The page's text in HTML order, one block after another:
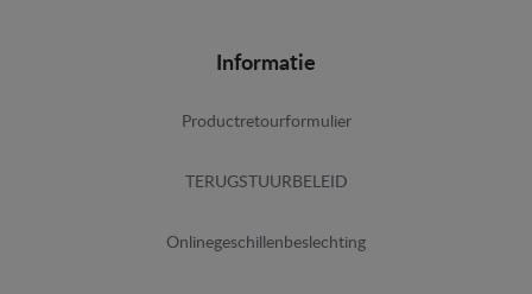
Informatie
Productretourformulier
TERUGSTUURBELEID
Onlinegeschillenbeslechting